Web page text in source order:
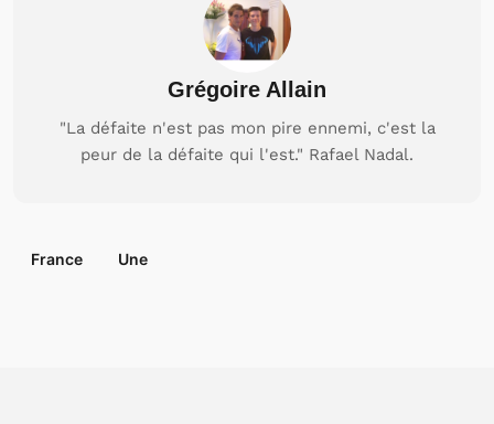
Grégoire Allain
"La défaite n'est pas mon pire ennemi, c'est la
peur de la défaite qui l'est." Rafael Nadal.
France Une